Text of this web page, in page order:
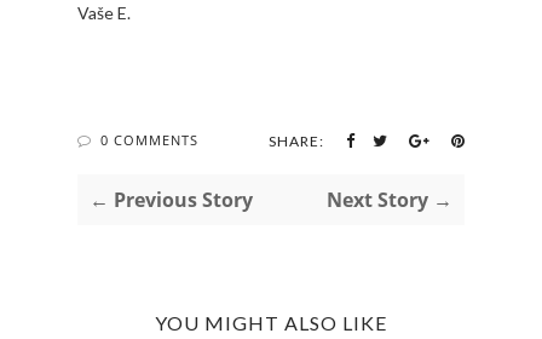
Vaše E.
0 COMMENTS SHARE:
← Previous Story Next Story →
YOU MIGHT ALSO LIKE